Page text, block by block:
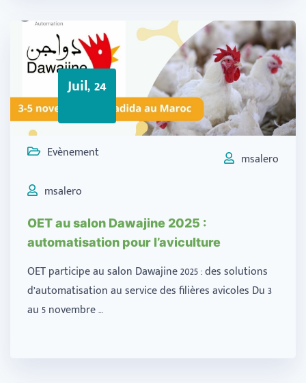
Juil, 24
Evènement
msalero
msalero
OET au salon Dawajine 2025 :
automatisation pour l’aviculture
OET participe au salon Dawajine 2025 : des solutions
d’automatisation au service des filières avicoles Du 3
au 5 novembre …